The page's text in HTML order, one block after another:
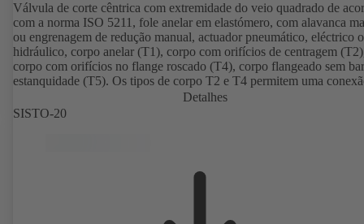
Válvula de corte cêntrica com extremidade do veio quadrado de
com a norma ISO 5211, fole anelar em elastómero, com alavanca
ou engrenagem de redução manual, actuador pneumático, eléctrico
hidráulico, corpo anelar (T1), corpo com orifícios de centragem
corpo com orifícios no flange roscado (T4), corpo flangeado sem
estanquidade (T5). Os tipos de corpo T2 e T4 permitem uma
unilateral e a montagem como válvula final com contraflange.
conformidade com as normas EN, ASME e JIS.
Detalhes
SISTO-20